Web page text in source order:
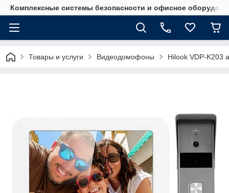
Комплексные системы безопасности и офисное
Товары и услуги Видеодомофоны Hilook VDP-K203